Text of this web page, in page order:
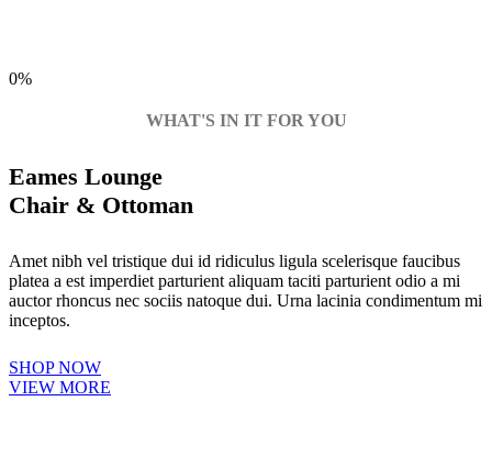
0%
WHAT'S IN IT FOR YOU
Eames Lounge
Chair & Ottoman
Amet nibh vel tristique dui id ridiculus ligula scelerisque faucibus
platea a est imperdiet parturient aliquam taciti parturient odio a mi
auctor rhoncus nec sociis natoque dui. Urna lacinia condimentum mi
inceptos.
SHOP NOW
VIEW MORE